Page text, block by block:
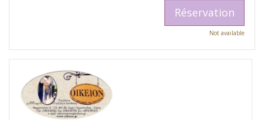
Réservation
Not available